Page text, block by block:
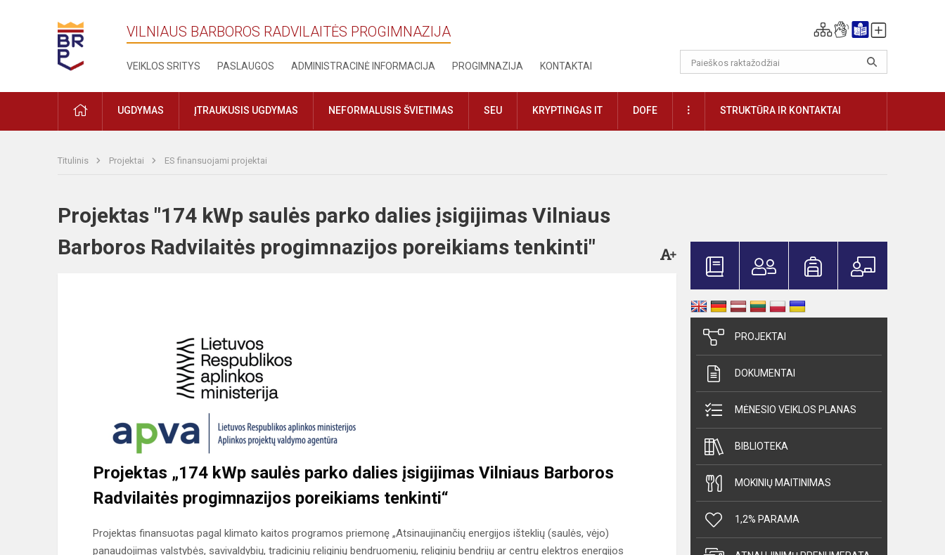
VILNIAUS BARBOROS RADVILAITĖS PROGIMNAZIJA
VEIKLOS SRITYS PASLAUGOS ADMINISTRACINĖ INFORMACIJA PROGIMNAZIJA KONTAKTAI
PRADŽIAUGDYMAS ĮTRAUKUSIS UGDYMAS NEFORMALUSIS ŠVIETIMAS SEU KRYPTINGAS IT DOFE DAUGIAUSTRUKTŪRA IR KONTAKTAI
Titulinis Projektai ES finansuojami projektai
Projektas "174 kWp saulės parko dalies įsigijimas Vilniaus
Barboros Radvilaitės progimnazijos poreikiams tenkinti"
Projektas „174 kWp saulės parko dalies įsigijimas Vilniaus Barboros
Radvilaitės progimnazijos poreikiams tenkinti“
Projektas finansuotas pagal klimato kaitos programos priemonę „Atsinaujinančių energijos išteklių (saulės, vėjo)
panaudojimas valstybės, savivaldybių, tradicinių religinių bendruomenių, religinių bendrijų ar centrų elektros energijos
PROJEKTAI
DOKUMENTAI
MĖNESIO VEIKLOS PLANAS
BIBLIOTEKA
MOKINIŲ MAITINIMAS
1,2% PARAMA